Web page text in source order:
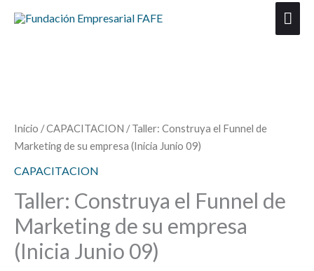
Inicio /CAPACITACION / Taller: Construya el Funnel de
Marketing de su empresa (Inicia Junio 09)
CAPACITACION
Taller: Construya el Funnel de
Marketing de su empresa
(Inicia Junio 09)
el
Funnel
Marketing
de
su
empresa
(Inicia
Junio